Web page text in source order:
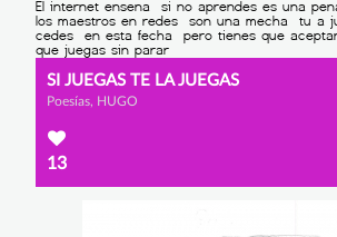
SI JUEGAS TE LA JUEGAS
Poesías, HUGO
13